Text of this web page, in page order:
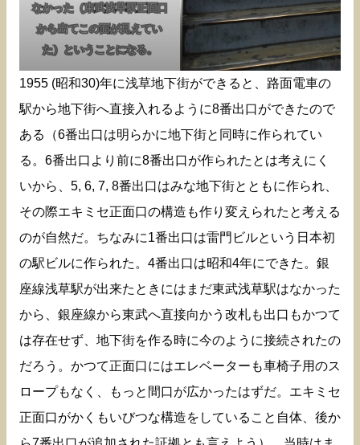
なかった（東武浅草駅正面口
から出てこの面が見えてい
た）ということになる。
1955 (昭和30)年に浅草地下街ができると、路面電車の
駅から地下街へ直接入れるように8番出口ができたので
ある（6番出口は明らかに地下街と同時に作られてい
る。6番出口より前に8番出口が作られたとは考えにく
いから、5, 6, 7, 8番出口はみな地下街とともに作られ、
その際エキミセ正面口の構造も作り変えられたと考える
のが自然だ。ちなみに1番出口は雷門ビルという日本初
の駅ビルに作られた。4番出口は昭和4年にできた。銀
座線浅草駅が出来たときにはまだ東武浅草駅はなかった
から、銀座線から東武へ直接向かう改札も出口もかつて
は存在せず、地下街を作る時に今のように接続されたの
だろう。かつて正面口にはエレベーターも車椅子用のス
ロープもなく、もっと間口が広かったはずだ。エキミセ
正面口がかくもいびつな構造をしていること自体、後か